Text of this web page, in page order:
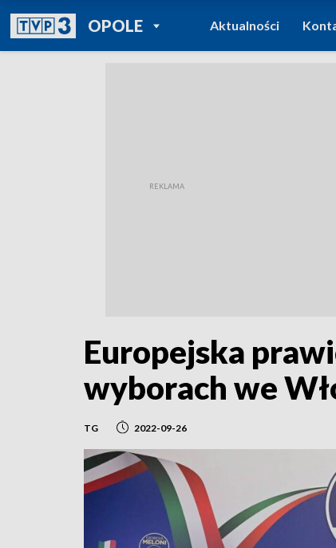
OPOLEPOWRÓT DO
TVP REGIONY
Aktualności
Europejska
wyborach we
TG 2022-09-26